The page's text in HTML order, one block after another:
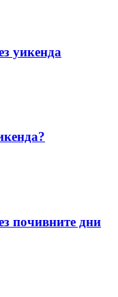
уикенда
почивните дни